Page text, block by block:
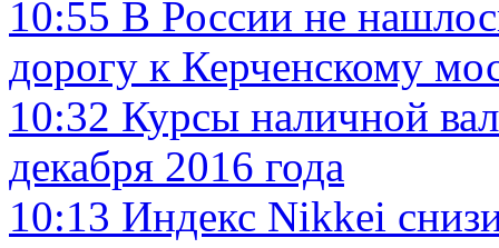
10:55 В России не
дорогу к Керченскому
10:32 Курсы наличной
декабря 2016 года
10:13 Индекс Nikkei